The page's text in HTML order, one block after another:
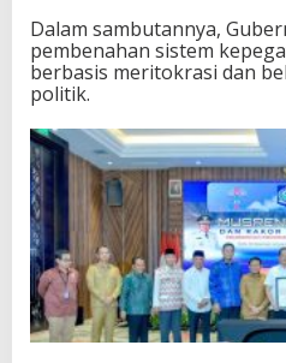
n
K
e
k
a
t
a
n
P
o
l
i
t
Dalam sambutannya,
pembenahan sistem
berbasis meritokrasi dan
politik.